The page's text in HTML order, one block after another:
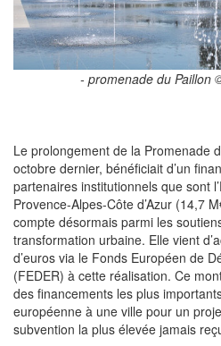
- promenade du Paillon
Le prolongement de la Promenade
octobre dernier, bénéficiait d’un
partenaires institutionnels que sont
Provence-Alpes-Côte d’Azur (14,7
compte désormais parmi les
transformation urbaine. Elle vient
d’euros via le Fonds Européen de
(FEDER) à cette réalisation. Ce
des financements les plus
européenne à une ville pour un
subvention la plus élevée jamais